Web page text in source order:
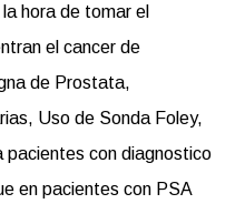
hora de tomar el
el cancer de
de Prostata,
Uso de Sonda Foley,
con diagnostico
en pacientes con PSA